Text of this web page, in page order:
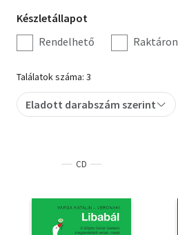
Hobbi, szabadidő
Irodalom
Művészet
Szakkönyv
Tankönyv, segédkönyv
Társadalomtudomány
Természettudomány
Készletállapot
szűrés
Készletállapot
Rendelhető
Raktáron
Találatok száma: 3
Eladott darabszám szerint
CD